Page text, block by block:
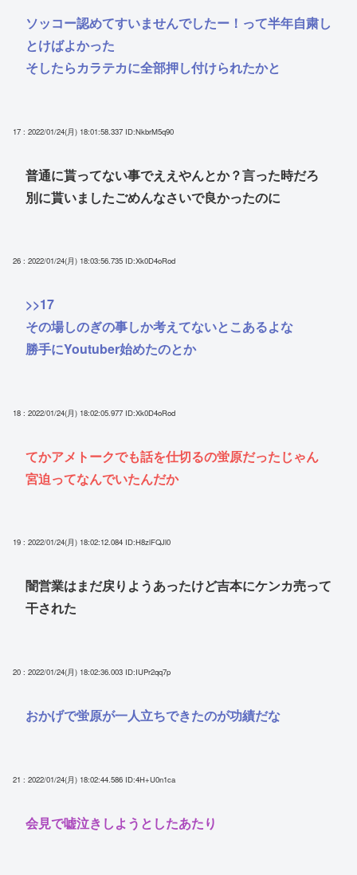
ソッコー認めてすいませんでしたー！って半年自粛し
とけばよかった
そしたらカラテカに全部押し付けられたかと
17 : 2022/01/24(月) 18:01:58.337 ID:NkbrM5q90
普通に貰ってない事でええやんとか？言った時だろ
別に貰いましたごめんなさいで良かったのに
26 : 2022/01/24(月) 18:03:56.735 ID:Xk0D4oRod
>>17
その場しのぎの事しか考えてないとこあるよな
勝手にYoutuber始めたのとか
18 : 2022/01/24(月) 18:02:05.977 ID:Xk0D4oRod
てかアメトークでも話を仕切るの蛍原だったじゃん
宮迫ってなんでいたんだか
19 : 2022/01/24(月) 18:02:12.084 ID:H8zlFQJl0
闇営業はまだ戻りようあったけど吉本にケンカ売って
干された
20 : 2022/01/24(月) 18:02:36.003 ID:IUPr2qq7p
おかげで蛍原が一人立ちできたのが功績だな
21 : 2022/01/24(月) 18:02:44.586 ID:4H+U0n1ca
会見で嘘泣きしようとしたあたり